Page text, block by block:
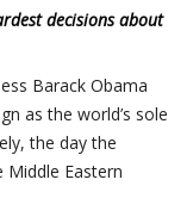
decisions about
Barack Obama
as the world’s sole
the day the
Middle Eastern